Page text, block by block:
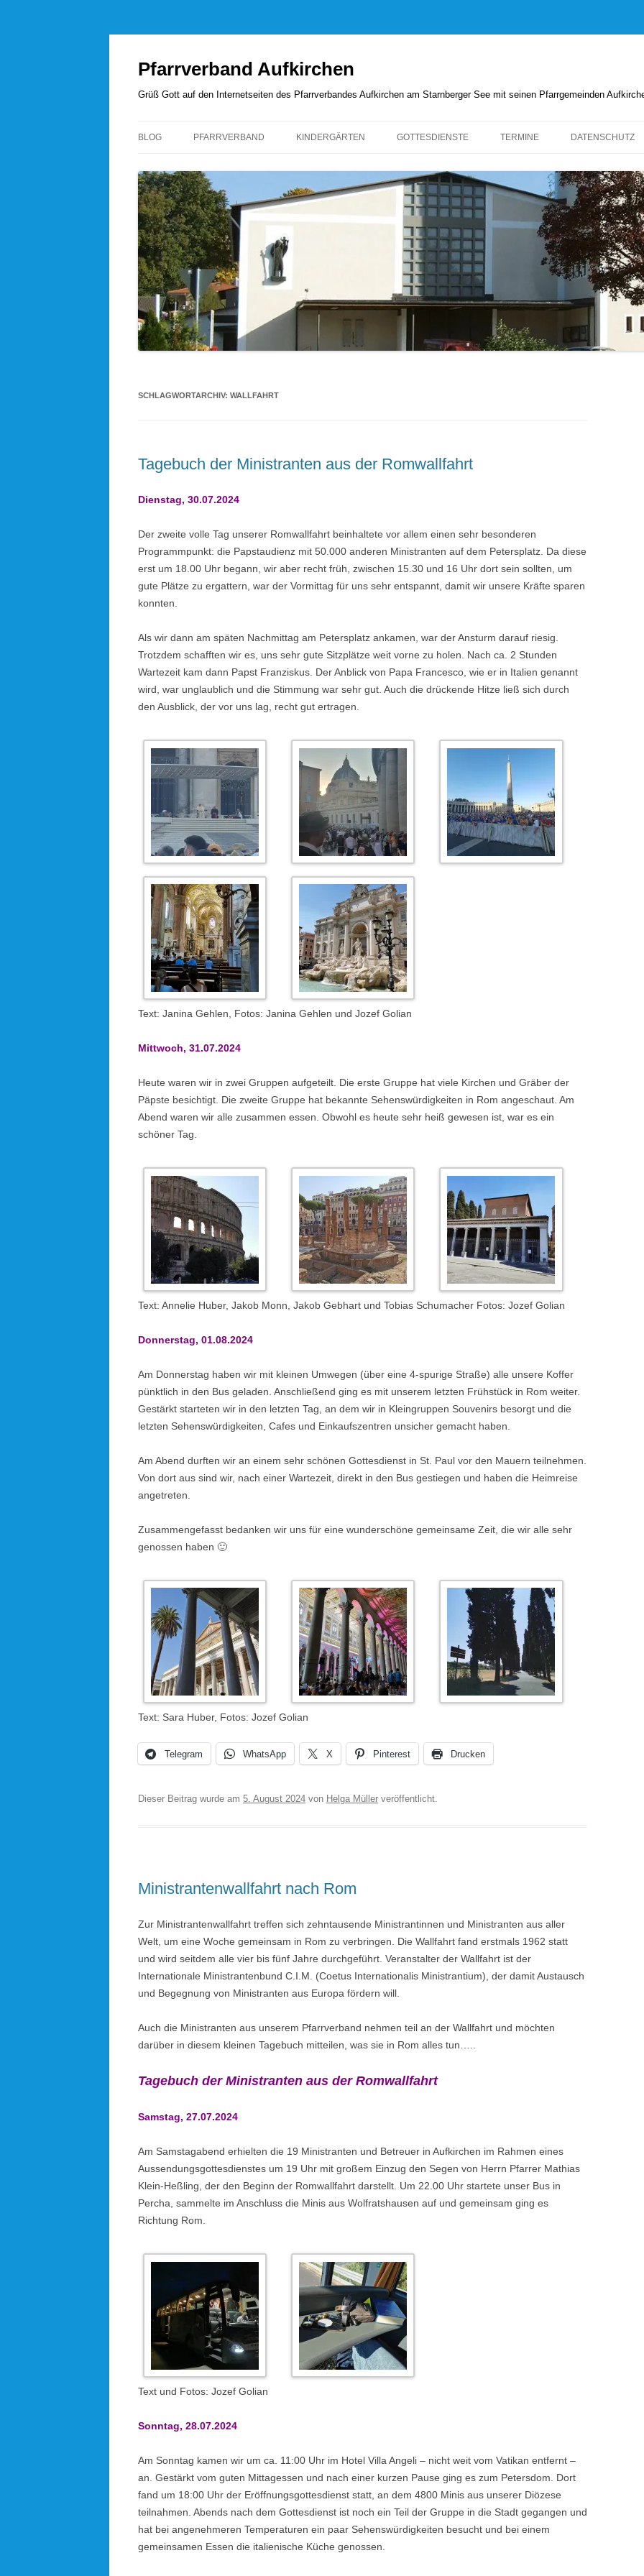
Pfarrverband Aufkirchen
Grüß Gott auf den Internetseiten des Pfarrverbandes Aufkirchen am Starnberger See mit seinen Pfarrgemeinden
BLOG PFARRVERBAND
PFARRVERBANDSRAT
PFARREI AUFKIRCHEN
PFARREI HÖHENRAIN
PFARREI PERCHA
PFARREI WANGEN
KOLPINGSFAMILIE HÖHENRAIN
KINDERGÄRTEN GOTTESDIENSTE
KIRCHENANZEIGER
PFARRBRIEFE
TERMINE DATENSCHUTZ
SCHLAGWORTARCHIV: WALLFAHRT
Tagebuch der Ministranten aus der Romwallfahrt
Dienstag, 30.07.2024
Der zweite volle Tag unserer Romwallfahrt beinhaltete vor allem einen sehr besonderen
Programmpunkt: die Papstaudienz mit 50.000 anderen Ministranten auf dem Petersplatz. Da diese
erst um 18.00 Uhr begann, wir aber recht früh, zwischen 15.30 und 16 Uhr dort sein sollten, um
gute Plätze zu ergattern, war der Vormittag für uns sehr entspannt, damit wir unsere Kräfte sparen
konnten.
Als wir dann am späten Nachmittag am Petersplatz ankamen, war der Ansturm darauf riesig.
Trotzdem schafften wir es, uns sehr gute Sitzplätze weit vorne zu holen. Nach ca. 2 Stunden
Wartezeit kam dann Papst Franziskus. Der Anblick von Papa Francesco, wie er in Italien genannt
wird, war unglaublich und die Stimmung war sehr gut. Auch die drückende Hitze ließ sich durch
den Ausblick, der vor uns lag, recht gut ertragen.
Text: Janina Gehlen, Fotos: Janina Gehlen und Jozef Golian
Mittwoch, 31.07.2024
Heute waren wir in zwei Gruppen aufgeteilt. Die erste Gruppe hat viele Kirchen und Gräber der
Päpste besichtigt. Die zweite Gruppe hat bekannte Sehenswürdigkeiten in Rom angeschaut. Am
Abend waren wir alle zusammen essen. Obwohl es heute sehr heiß gewesen ist, war es ein
schöner Tag.
Text: Annelie Huber, Jakob Monn, Jakob Gebhart und Tobias Schumacher Fotos: Jozef Golian
Donnerstag, 01.08.2024
Am Donnerstag haben wir mit kleinen Umwegen (über eine 4-spurige Straße) alle unsere Koffer
pünktlich in den Bus geladen. Anschließend ging es mit unserem letzten Frühstück in Rom weiter.
Gestärkt starteten wir in den letzten Tag, an dem wir in Kleingruppen Souvenirs besorgt und die
letzten Sehenswürdigkeiten, Cafes und Einkaufszentren unsicher gemacht haben.
Am Abend durften wir an einem sehr schönen Gottesdienst in St. Paul vor den Mauern teilnehmen.
Von dort aus sind wir, nach einer Wartezeit, direkt in den Bus gestiegen und haben die Heimreise
angetreten.
Zusammengefasst bedanken wir uns für eine wunderschöne gemeinsame Zeit, die wir alle sehr
genossen haben 🙂
Text: Sara Huber, Fotos: Jozef Golian
Telegram WhatsApp X Pinterest Drucken
Dieser Beitrag wurde am 5. August 2024 von Helga Müller veröffentlicht.
Ministrantenwallfahrt nach Rom
Zur Ministrantenwallfahrt treffen sich zehntausende Ministrantinnen und Ministranten aus aller
Welt, um eine Woche gemeinsam in Rom zu verbringen. Die Wallfahrt fand erstmals 1962 statt
und wird seitdem alle vier bis fünf Jahre durchgeführt. Veranstalter der Wallfahrt ist der
Internationale Ministrantenbund C.I.M. (Coetus Internationalis Ministrantium), der damit Austausch
und Begegnung von Ministranten aus Europa fördern will.
Auch die Ministranten aus unserem Pfarrverband nehmen teil an der Wallfahrt und möchten
darüber in diesem kleinen Tagebuch mitteilen, was sie in Rom alles tun…..
Tagebuch der Ministranten aus der Romwallfahrt
Samstag, 27.07.2024
Am Samstagabend erhielten die 19 Ministranten und Betreuer in Aufkirchen im Rahmen eines
Aussendungsgottesdienstes um 19 Uhr mit großem Einzug den Segen von Herrn Pfarrer Mathias
Klein-Heßling, der den Beginn der Romwallfahrt darstellt. Um 22.00 Uhr startete unser Bus in
Percha, sammelte im Anschluss die Minis aus Wolfratshausen auf und gemeinsam ging es
Richtung Rom.
Text und Fotos: Jozef Golian
Sonntag, 28.07.2024
Am Sonntag kamen wir um ca. 11:00 Uhr im Hotel Villa Angeli – nicht weit vom Vatikan entfernt –
an. Gestärkt vom guten Mittagessen und nach einer kurzen Pause ging es zum Petersdom. Dort
fand um 18:00 Uhr der Eröffnungsgottesdienst statt, an dem 4800 Minis aus unserer Diözese
teilnahmen. Abends nach dem Gottesdienst ist noch ein Teil der Gruppe in die Stadt gegangen und
hat bei angenehmeren Temperaturen ein paar Sehenswürdigkeiten besucht und bei einem
gemeinsamen Essen die italienische Küche genossen.